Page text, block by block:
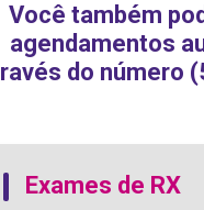
Você também
agendamentos
do número
Exames de RX